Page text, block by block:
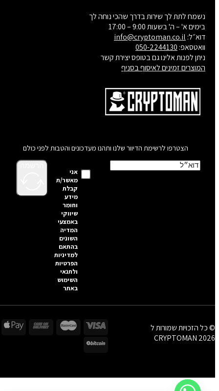
נשמח לתת לך שירות בדרך שהכי נוחה לך
בימים א' – ה' בשעות 9:00 – 17:00
דוא״ל:info@cryptoman.co.il
וואטסאפ:050-2244130
ניתן לפנות אלינו גם בטופס יצירת קשר
המוצרים זמינים לאיסוף בסניף
הצטרפו לרשימת הדיוור שלנו ותהנו מעדכונים והטבות לפני כולם
אני
מאשר/ת
קבלת
מידע
וחומר
שיווקי
באמצעי
המדיה
השונים
בהתאם
למדיניות
הפרטיות
ולתנאי
השימוש
באתר
הרשמה
© כל הזכויות שמורות ל
CRYPTOMAN 2026